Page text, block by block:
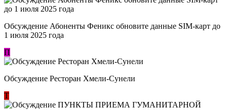
Обсуждение Абоненты Феникс обновите данные SIM-карт до
1 июля 2025 года
П
Обсуждение Ресторан Хмели-Сунели
Т